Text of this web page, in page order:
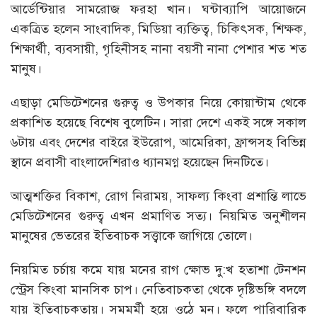
আর্ডেন্টিয়ার সামরোজ ফরহা খান। ঘন্টাব্যাপি আয়োজনে
একত্রিত হলেন সাংবাদিক, মিডিয়া ব্যক্তিত্ব, চিকিৎসক, শিক্ষক,
শিক্ষার্থী, ব্যবসায়ী, গৃহিনীসহ নানা বয়সী নানা পেশার শত শত
মানুষ।
এছাড়া মেডিটেশনের গুরুত্ব ও উপকার নিয়ে কোয়ান্টাম থেকে
প্রকাশিত হয়েছে বিশেষ বুলেটিন। সারা দেশে একই সঙ্গে সকাল
৬টায় এবং দেশের বাইরে ইউরোপ, আমেরিকা, ফ্রান্সসহ বিভিন্ন
স্থানে প্রবাসী বাংলাদেশিরাও ধ্যানমগ্ন হয়েছেন দিনটিতে।
আত্মশক্তির বিকাশ, রোগ নিরাময়, সাফল্য কিংবা প্রশান্তি লাভে
মেডিটেশনের গুরুত্ব এখন প্রমাণিত সত্য। নিয়মিত অনুশীলন
মানুষের ভেতরের ইতিবাচক সত্ত্বাকে জাগিয়ে তোলে।
নিয়মিত চর্চায় কমে যায় মনের রাগ ক্ষোভ দু:খ হতাশা টেনশন
স্ট্রেস কিংবা মানসিক চাপ। নেতিবাচকতা থেকে দৃষ্টিভঙ্গি বদলে
যায় ইতিবাচকতায়। সমমর্মী হয়ে ওঠে মন। ফলে পারিবারিক